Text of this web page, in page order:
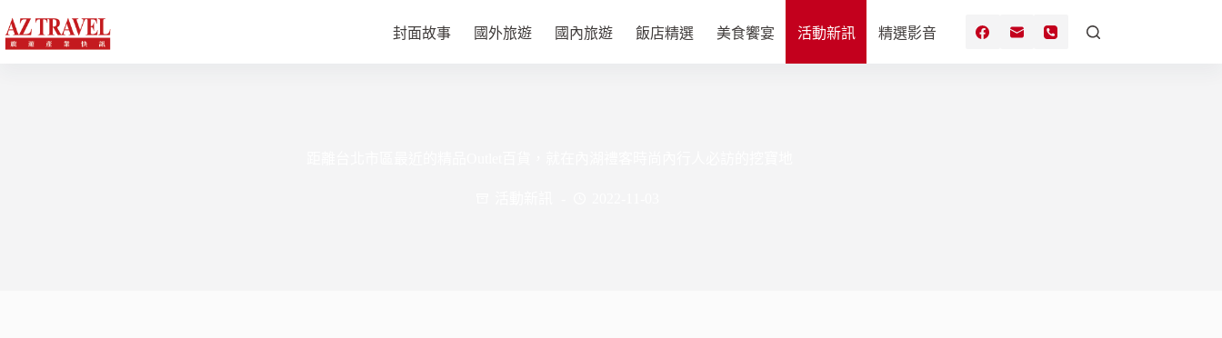
至
主
封面故事 國外旅遊 國內旅遊 飯店精選 美食饗宴 活動新訊 精選影音